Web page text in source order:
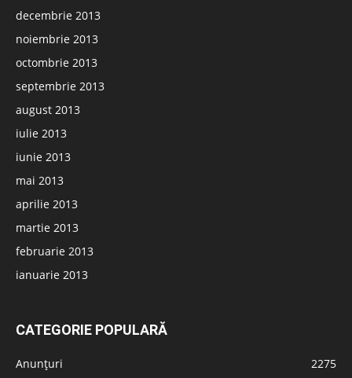
decembrie 2013
noiembrie 2013
octombrie 2013
septembrie 2013
august 2013
iulie 2013
iunie 2013
mai 2013
aprilie 2013
martie 2013
februarie 2013
ianuarie 2013
CATEGORIE POPULARĂ
Anunțuri
2275